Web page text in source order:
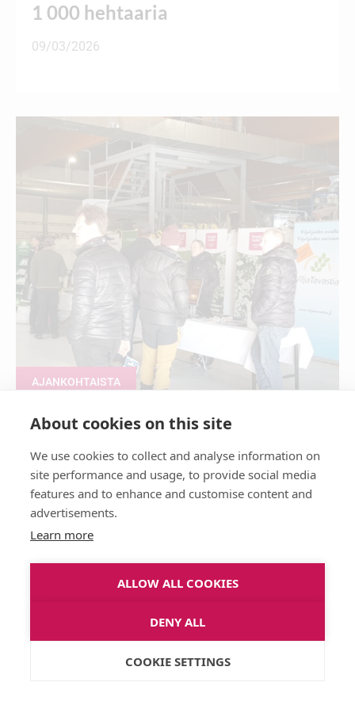
1 000 hehtaaria
09/03/2026
AJANKOHTAISTA
kysymykset – enemmän irti
markkinapäivästä
About cookies on this site
We use cookies to collect and analyse information on
site performance and usage, to provide social media
features and to enhance and customise content and
advertisements.
Learn more
ALLOW ALL COOKIES
DENY ALL
COOKIE SETTINGS